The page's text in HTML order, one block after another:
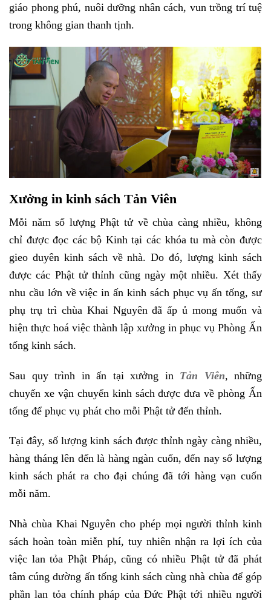
giáo phong phú, nuôi dưỡng nhân cách, vun trồng trí tuệ
trong không gian thanh tịnh.
Xưởng in kinh sách Tản Viên
Mỗi năm số lượng Phật tử về chùa càng nhiều, không
chỉ được đọc các bộ Kinh tại các khóa tu mà còn được
gieo duyên kinh sách về nhà. Do đó, lượng kinh sách
được các Phật tử thỉnh cũng ngày một nhiều. Xét thấy
nhu cầu lớn về việc in ấn kinh sách phục vụ ấn tống, sư
phụ trụ trì chùa Khai Nguyên đã ấp ủ mong muốn và
hiện thực hoá việc thành lập xưởng in phục vụ Phòng Ấn
tống kinh sách.
Sau quy trình in ấn tại xưởng in Tản Viên, những
chuyến xe vận chuyển kinh sách được đưa về phòng Ấn
tống để phục vụ phát cho mỗi Phật tử đến thỉnh.
Tại đây, số lượng kinh sách được thỉnh ngày càng nhiều,
hàng tháng lên đến là hàng ngàn cuốn, đến nay số lượng
kinh sách phát ra cho đại chúng đã tới hàng vạn cuốn
mỗi năm.
Nhà chùa Khai Nguyên cho phép mọi người thỉnh kinh
sách hoàn toàn miễn phí, tuy nhiên nhận ra lợi ích của
việc lan tỏa Phật Pháp, cũng có nhiều Phật tử đã phát
tâm cúng dường ấn tống kinh sách cùng nhà chùa để góp
phần lan tỏa chính pháp của Đức Phật tới nhiều người